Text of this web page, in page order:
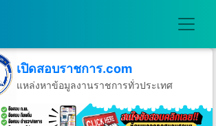
เปิดสอบราชการ.com
แหล่งหาข้อมูลงานราชการทั่วประเทศ
วันศุกร์ที่ 7 เดือนสิงหาคม พ.ศ.2569